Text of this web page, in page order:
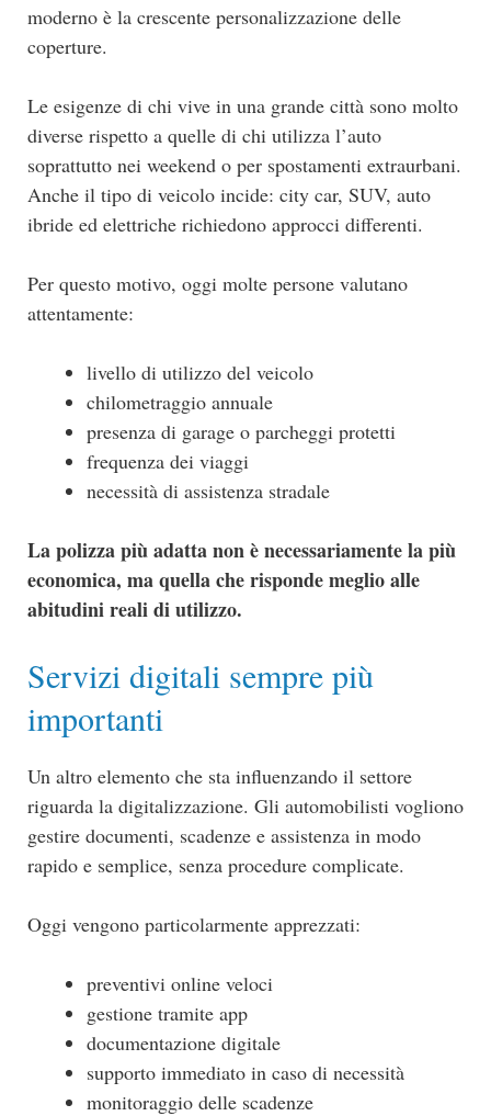
moderno è la crescente personalizzazione delle
coperture.
Le esigenze di chi vive in una grande città sono molto
diverse rispetto a quelle di chi utilizza l’auto
soprattutto nei weekend o per spostamenti extraurbani.
Anche il tipo di veicolo incide: city car, SUV, auto
ibride ed elettriche richiedono approcci differenti.
Per questo motivo, oggi molte persone valutano
attentamente:
livello di utilizzo del veicolo
chilometraggio annuale
presenza di garage o parcheggi protetti
frequenza dei viaggi
necessità di assistenza stradale
La polizza più adatta non è necessariamente la più
economica, ma quella che risponde meglio alle
abitudini reali di utilizzo.
Servizi digitali sempre più
importanti
Un altro elemento che sta influenzando il settore
riguarda la digitalizzazione. Gli automobilisti vogliono
gestire documenti, scadenze e assistenza in modo
rapido e semplice, senza procedure complicate.
Oggi vengono particolarmente apprezzati:
preventivi online veloci
gestione tramite app
documentazione digitale
supporto immediato in caso di necessità
monitoraggio delle scadenze